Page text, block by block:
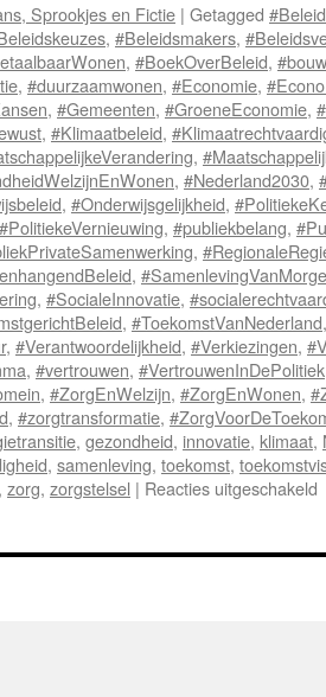
Sprookjes en Fictie | Getagged
, #Beleidsmakers,
, #BoekOverBeleid,
, #duurzaamwonen, #Economie,
, #Gemeenten, #GroeneEconomie,
, #Klimaatbeleid,
,
, #Nederland2030,
, #Onderwijsgelijkheid,
#PolitiekeVernieuwing, #publiekbelang,
,
,
, #SocialeInnovatie,
, #ToekomstVanNederland
, #Verantwoordelijkheid, #Verkiezingen,
, #vertrouwen, #VertrouwenInDePolitiek
, #ZorgEnWelzijn, #ZorgEnWonen,
, #zorgtransformatie,
, gezondheid, innovatie, klimaat,
, samenleving, toekomst,
, zorg, zorgstelsel | Reacties uitgeschakeld